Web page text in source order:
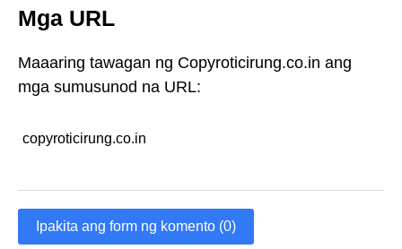
Mga URL
Maaaring tawagan ng Copyroticirung.co.in ang
mga sumusunod na URL:
copyroticirung.co.in
Ipakita ang form ng komento (0)